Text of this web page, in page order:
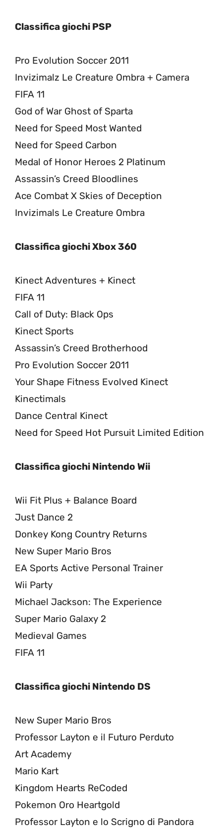
Classifica giochi PSP
Pro Evolution Soccer 2011
Invizimalz Le Creature Ombra + Camera
FIFA 11
God of War Ghost of Sparta
Need for Speed Most Wanted
Need for Speed Carbon
Medal of Honor Heroes 2 Platinum
Assassin’s Creed Bloodlines
Ace Combat X Skies of Deception
Invizimals Le Creature Ombra
Classifica giochi Xbox 360
Kinect Adventures + Kinect
FIFA 11
Call of Duty: Black Ops
Kinect Sports
Assassin’s Creed Brotherhood
Pro Evolution Soccer 2011
Your Shape Fitness Evolved Kinect
Kinectimals
Dance Central Kinect
Need for Speed Hot Pursuit Limited Edition
Classifica giochi Nintendo Wii
Wii Fit Plus + Balance Board
Just Dance 2
Donkey Kong Country Returns
New Super Mario Bros
EA Sports Active Personal Trainer
Wii Party
Michael Jackson: The Experience
Super Mario Galaxy 2
Medieval Games
FIFA 11
Classifica giochi Nintendo DS
New Super Mario Bros
Professor Layton e il Futuro Perduto
Art Academy
Mario Kart
Kingdom Hearts ReCoded
Pokemon Oro Heartgold
Professor Layton e lo Scrigno di Pandora